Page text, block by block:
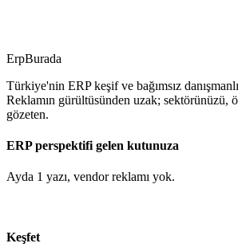
İsmet ÖZTÜRK
ErpBurada
Türkiye'nin ERP keşif ve bağımsız
Reklamın gürültüsünden uzak; sektörünüzü,
gözeten.
ERP perspektifi gelen kutunuza
Ayda 1 yazı, vendor reklamı yok.
Keşfet